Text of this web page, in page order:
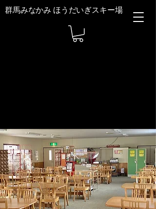
群馬みなかみ ほうだいぎスキー場